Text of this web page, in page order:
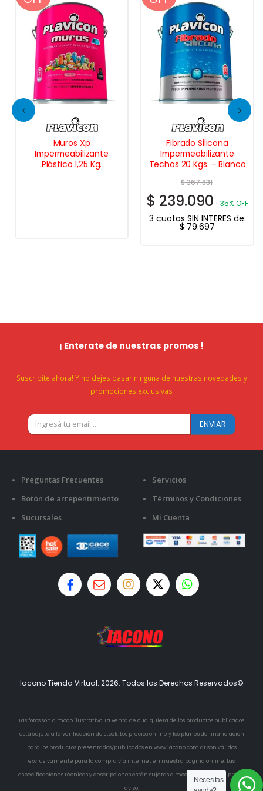
Muros Xp
Impermeabilizante
Plástico 1,25 Kg.
Fibrado Silicona
Impermeabilizante
Techos 20 Kgs. – Blanco
$367.831
$ 239.090 35% OFF
3 cuotas SIN INTERES de:
$ 79.697
¡ Enterate de nuestras promos !
Suscribite ahora! Y no dejes pasar ninguna de nuestras novedades y
promociones exclusivas
Preguntas Frecuentes
Botón de arrepentimiento
Sucursales
Servicios
Términos y Condiciones
Mi Cuenta
Iacono Tienda Virtual. 2026. Todos los Derechos Reservados©
Las fotos son a modo ilustrativo. La venta de cualquiera de los productos publicados
está sujeta a la verificación de stock. Los precios online y los planes de financiación
para los productos presentados/publicados en www.iacono.com.ar son válidos
exclusivamente para la compra vía internet en nuestra pagina online. Las
especificaciones técnicas y descripciones están sujetas a modificaciones sin previo
aviso.
Necesitas